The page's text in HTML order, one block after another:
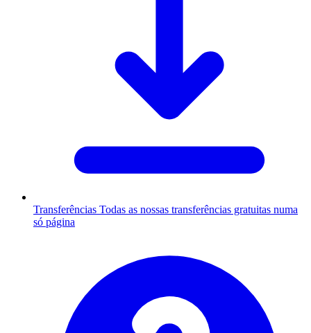
Transferências Todas as nossas transferências gratuitas numa
só página